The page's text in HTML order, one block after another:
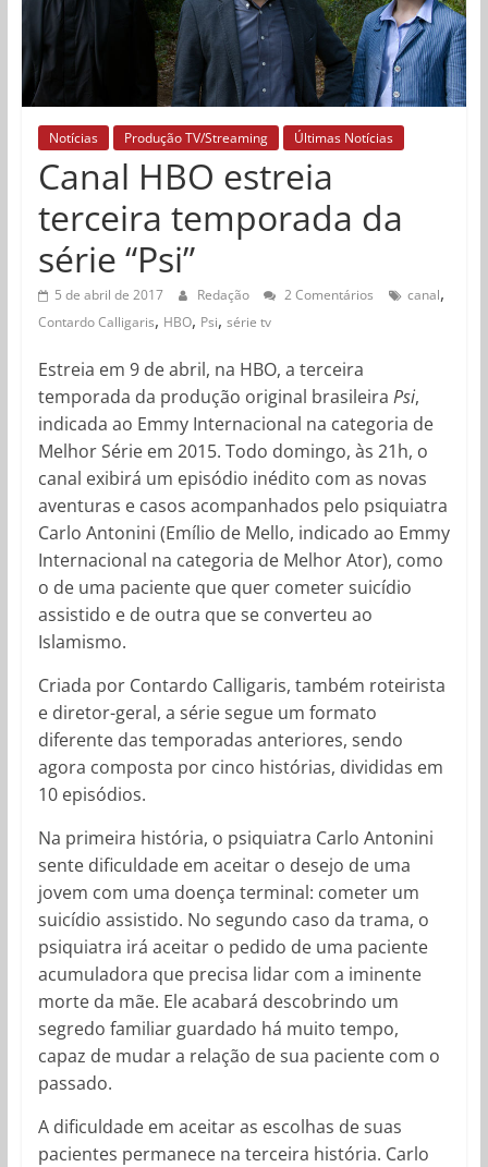
Notícias Produção TV/Streaming Últimas Notícias
Canal HBO estreia
terceira temporada da
série “Psi”
5 de abril de 2017 Redação 2 Comentários canal,
Contardo Calligaris, HBO, Psi, série tv
Estreia em 9 de abril, na HBO, a terceira
temporada da produção original brasileira Psi,
indicada ao Emmy Internacional na categoria de
Melhor Série em 2015. Todo domingo, às 21h, o
canal exibirá um episódio inédito com as novas
aventuras e casos acompanhados pelo psiquiatra
Carlo Antonini (Emílio de Mello, indicado ao Emmy
Internacional na categoria de Melhor Ator), como
o de uma paciente que quer cometer suicídio
assistido e de outra que se converteu ao
Islamismo.
Criada por Contardo Calligaris, também roteirista
e diretor-geral, a série segue um formato
diferente das temporadas anteriores, sendo
agora composta por cinco histórias, divididas em
10 episódios.
Na primeira história, o psiquiatra Carlo Antonini
sente dificuldade em aceitar o desejo de uma
jovem com uma doença terminal: cometer um
suicídio assistido. No segundo caso da trama, o
psiquiatra irá aceitar o pedido de uma paciente
acumuladora que precisa lidar com a iminente
morte da mãe. Ele acabará descobrindo um
segredo familiar guardado há muito tempo,
capaz de mudar a relação de sua paciente com o
passado.
A dificuldade em aceitar as escolhas de suas
pacientes permanece na terceira história. Carlo